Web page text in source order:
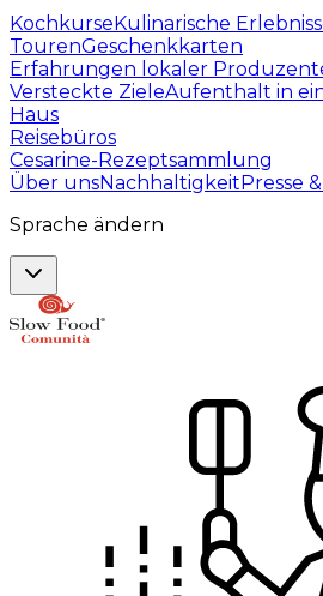
KochkurseKulinarische
TourenGeschenkkarten
Erfahrungen lokaler
Versteckte ZieleAufenthalt in
Haus
Reisebüros
Cesarine-Rezeptsammlung
Über unsNachhaltigkeitPresse
Sprache ändern